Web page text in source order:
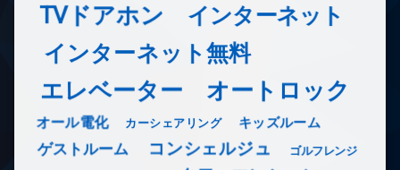
TVドアホン インターネット
インターネット無料
エレベーター オートロック
オール電化 カーシェアリング キッズルーム
ゲストルーム コンシェルジュ ゴルフレンジ